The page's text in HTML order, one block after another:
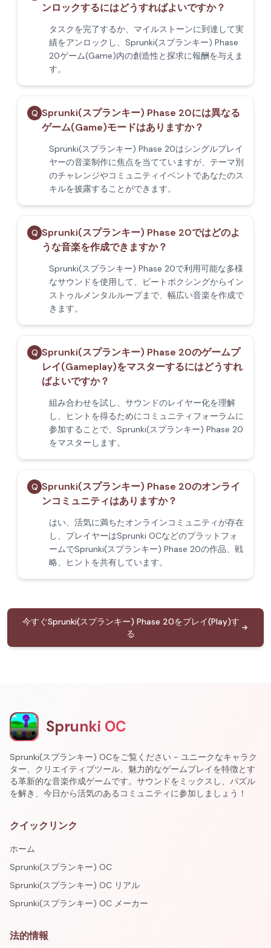
ンロックするにはどうすればよいですか？
タスクを完了するか、マイルストーンに到達して実
績をアンロックし、Sprunki(スプランキー) Phase
20ゲーム(Game)内の創造性と探求に報酬を与えま
す。
Q Sprunki(スプランキー) Phase 20には異なる
ゲーム(Game)モードはありますか？
Sprunki(スプランキー) Phase 20はシングルプレイ
ヤーの音楽制作に焦点を当てていますが、テーマ別
のチャレンジやコミュニティイベントであなたのス
キルを披露することができます。
Q Sprunki(スプランキー) Phase 20ではどのよ
うな音楽を作成できますか？
Sprunki(スプランキー) Phase 20で利用可能な多様
なサウンドを使用して、ビートボクシングからイン
ストゥルメンタルループまで、幅広い音楽を作成で
きます。
Q Sprunki(スプランキー) Phase 20のゲームプ
レイ(Gameplay)をマスターするにはどうすれ
ばよいですか？
組み合わせを試し、サウンドのレイヤー化を理解
し、ヒントを得るためにコミュニティフォーラムに
参加することで、Sprunki(スプランキー) Phase 20
をマスターします。
Q Sprunki(スプランキー) Phase 20のオンライ
ンコミュニティはありますか？
はい、活気に満ちたオンラインコミュニティが存在
し、プレイヤーはSprunki OCなどのプラットフォ
ームでSprunki(スプランキー) Phase 20の作品、戦
略、ヒントを共有しています。
今すぐSprunki(スプランキー) Phase 20をプレイ(Play)す
る
Sprunki OC
Sprunki(スプランキー) OCをご覧ください - ユニークなキャラク
ター、クリエイティブツール、魅力的なゲームプレイを特徴とす
る革新的な音楽作成ゲームです。サウンドをミックスし、パズル
を解き、今日から活気のあるコミュニティに参加しましょう！
クイックリンク
ホーム
Sprunki(スプランキー) OC
Sprunki(スプランキー) OC リアル
Sprunki(スプランキー) OC メーカー
法的情報